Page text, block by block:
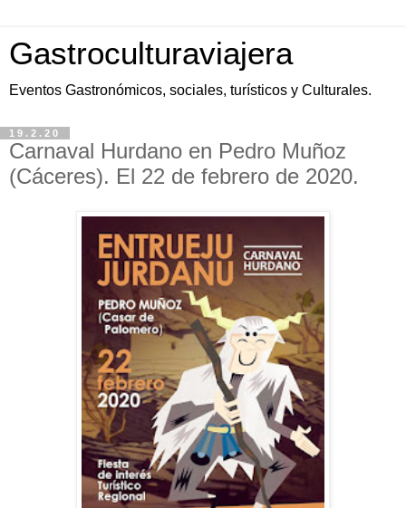
Gastroculturaviajera
Eventos Gastronómicos, sociales, turísticos y Culturales.
19.2.20
Carnaval Hurdano en Pedro Muñoz
(Cáceres). El 22 de febrero de 2020.